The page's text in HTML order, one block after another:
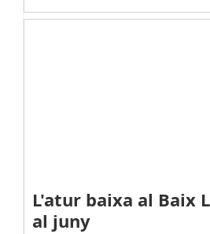
L'atur baixa al Baix
al juny